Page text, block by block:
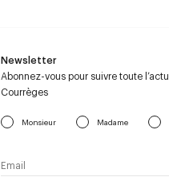
Newsletter
Abonnez-vous pour suivre toute
Courrèges
Monsieur Madame